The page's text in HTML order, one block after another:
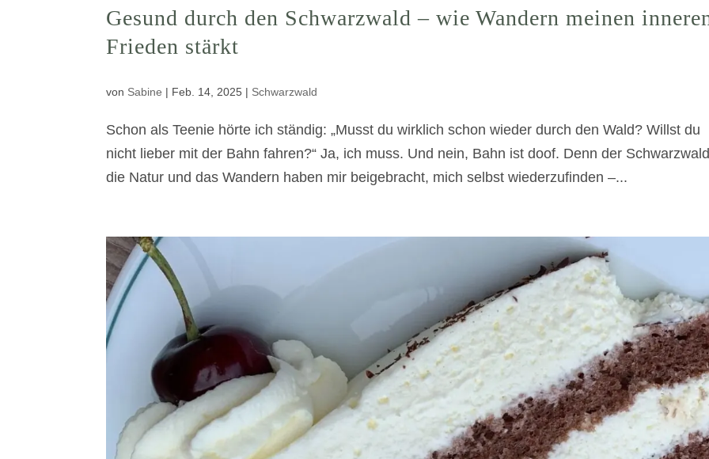
Gesund durch den Schwarzwald – wie Wandern meinen
Frieden stärkt
von Sabine | Feb. 14, 2025 | Schwarzwald
Schon als Teenie hörte ich ständig: „Musst du wirklich schon wieder durch den Wald? Willst du
nicht lieber mit der Bahn fahren?“ Ja, ich muss. Und nein, Bahn ist doof. Denn der
die Natur und das Wandern haben mir beigebracht, mich selbst wiederzufinden –...